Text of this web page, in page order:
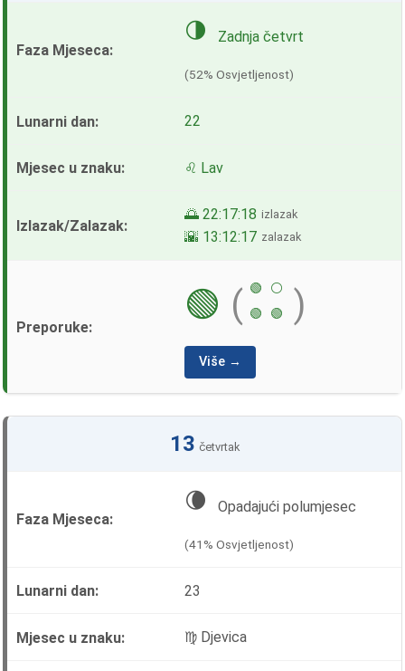
🌗 Zadnja četvrt
(52% Osvjetljenost)
22
♌ Lav
🌅 22:17:18 izlazak
🌇 13:12:17 zalazak
🟢 ( 🟢
⚪
🟢
🟢 )
Više →
13 četvrtak
🌘 Opadajući polumjesec
(41% Osvjetljenost)
23
♍ Djevica